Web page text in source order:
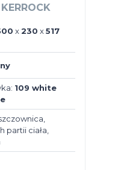
x230 x517
109 white
partii ciała,